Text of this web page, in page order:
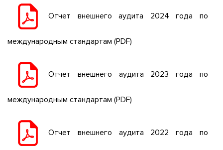
Отчет внешнего аудита 2024 года по
международным стандартам (PDF)
Отчет внешнего аудита 2023 года по
международным стандартам (PDF)
Отчет внешнего аудита 2022 года по